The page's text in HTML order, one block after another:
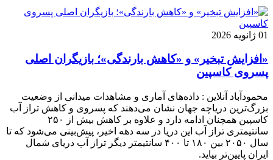
01 ژانویه 2026
«افزایش تبخیر» و «کاهش بارندگی»؛ بازیگران اصلی
پسروی کاسپین
محمودآباد آنلاین : داده‌های آماری و مشاهدات میدانی از وضعیت
بزرگ‌ترین دریاچه جهان نشان می‌دهند که پسروی و کاهش تراز آب
کاسپین همچنان ادامه دارد و علاوه بر کاهش بیش از ۲۵۰
سانتیمتری تراز آب این دریا در سه دهه اخیر، پیش‌بینی می‌شود که تا
سال ۲۰۵۰ بین ۱۸۰ تا ۴۰۰ سانتیمتر دیگر تراز آب دریای شمال
ایران پایین‌تر بیاید.